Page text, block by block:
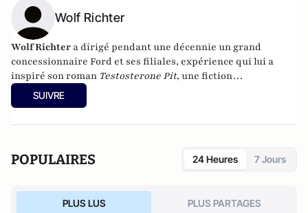
Wolf Richter
Wolf Richter a dirigé pendant une décennie un grand
concessionnaire Ford et ses filiales, expérience qui lui a
inspiré son roman Testosterone Pit, une fiction
humoristique sur le monde des commerciaux et de leurs
managers. Après 20 ans d'expérience dans la finance à des
SUIVRE
POPULAIRES 24 Heures 7 Jours
PLUS LUS PLUS PARTAGES